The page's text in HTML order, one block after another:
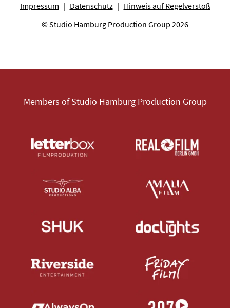
Impressum Datenschutz
Hinweis auf Regelverstoß
© Studio Hamburg Production Group 2026
Members of Studio Hamburg Production Group